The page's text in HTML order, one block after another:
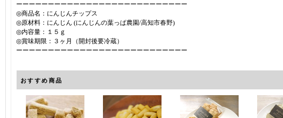
ーーーーーーーーーーーーーーーーーーーーーーーーーーー
◎商品名：にんじんチップス
◎原材料：にんじん (にんじんの葉っぱ農園/高知市春野)
◎内容量：１５ｇ
◎賞味期限：３ヶ月（開封後要冷蔵）
ーーーーーーーーーーーーーーーーーーーーーーーーーーー
おすすめ商品